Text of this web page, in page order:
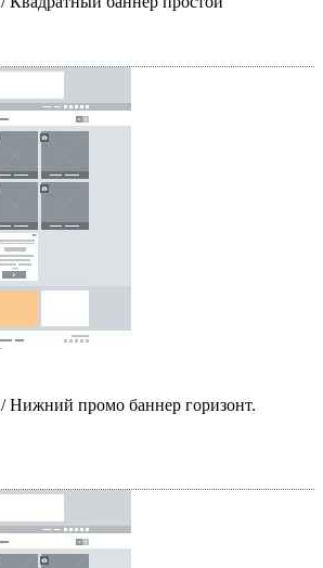
/ Нижний промо баннер горизонт.